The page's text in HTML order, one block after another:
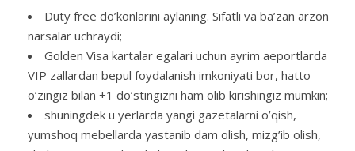
Duty free do’konlarini aylaning. Sifatli va ba’zan arzon
narsalar uchraydi;
Golden Visa kartalar egalari uchun ayrim aeportlarda
VIP zallardan bepul foydalanish imkoniyati bor, hatto
o’zingiz bilan +1 do’stingizni ham olib kirishingiz mumkin;
shuningdek u yerlarda yangi gazetalarni o’qish,
yumshoq mebellarda yastanib dam olish, mizg’ib olish,